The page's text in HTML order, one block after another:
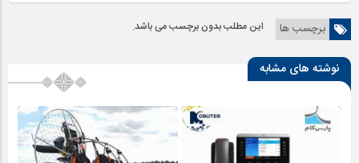
برچسب ها این مطلب بدون برچسب می باشد.
نوشته های مشابه